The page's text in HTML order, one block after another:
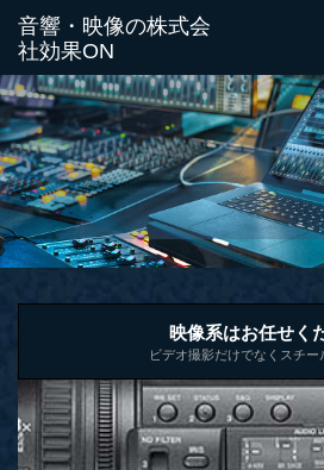
映像系はお任せく
ビデオ撮影だけでなくスチー